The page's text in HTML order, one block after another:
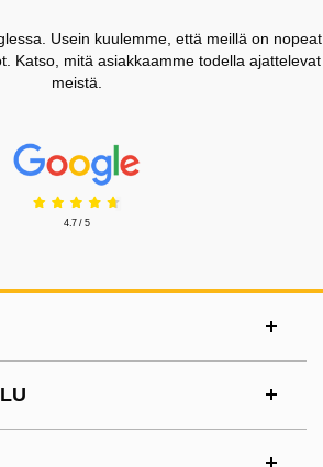
Usein kuulemme, että meillä on nopeat
Katso, mitä asiakkaamme todella ajattelevat
meistä.
Prisjakt Arvostelu: 4.7 Tähdet
4.7 / 5